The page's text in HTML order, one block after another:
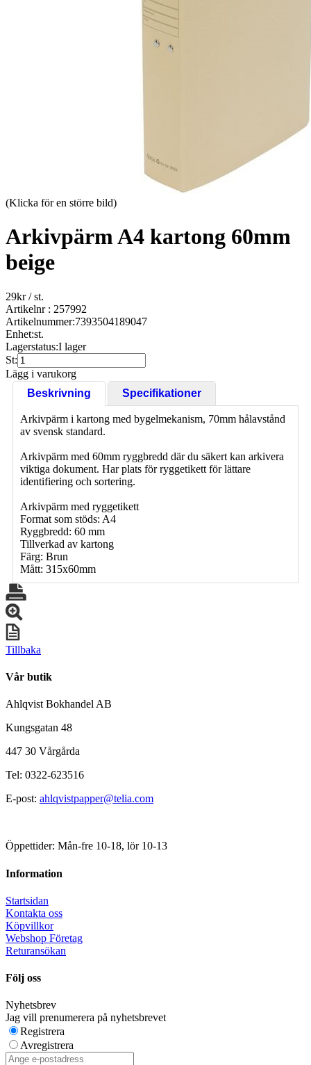
(Klicka för en större bild)
Arkivpärm A4 kartong 60mm
beige
29kr/ st.
Artikelnr : 257992
Artikelnummer:7393504189047
Enhet:st.
Lagerstatus:I lager
St:
Lägg i varukorg
Beskrivning
Specifikationer
Arkivpärm i kartong med bygelmekanism, 70mm hålavstånd
av svensk standard.
Arkivpärm med 60mm ryggbredd där du säkert kan arkivera
viktiga dokument. Har plats för ryggetikett för lättare
identifiering och sortering.
Arkivpärm med ryggetikett
Format som stöds: A4
Ryggbredd: 60 mm
Tillverkad av kartong
Färg: Brun
Mått: 315x60mm
Tillbaka
Vår butik
Ahlqvist Bokhandel AB
Kungsgatan 48
447 30 Vårgårda
Tel: 0322-623516
E-post: ahlqvistpapper@telia.com
Öppettider: Mån-fre 10-18, lör 10-13
Information
Startsidan
Kontakta oss
Köpvillkor
Webshop Företag
Returansökan
Följ oss
Nyhetsbrev
Jag vill prenumerera på nyhetsbrevet
Registrera
Avregistrera